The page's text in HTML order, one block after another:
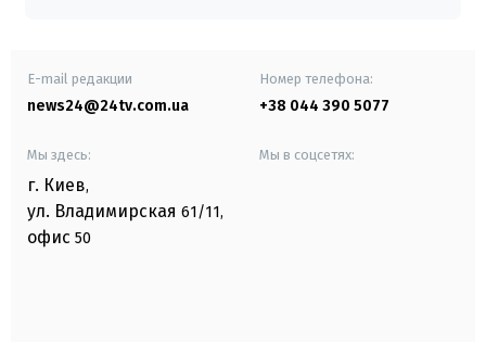
E-mail редакции
news24@24tv.com.ua
Номер телефона:
+38 044 390 5077
Мы здесь:
г. Киев,
ул. Владимирская 61/11,
офис 50
Мы в соцсетях: